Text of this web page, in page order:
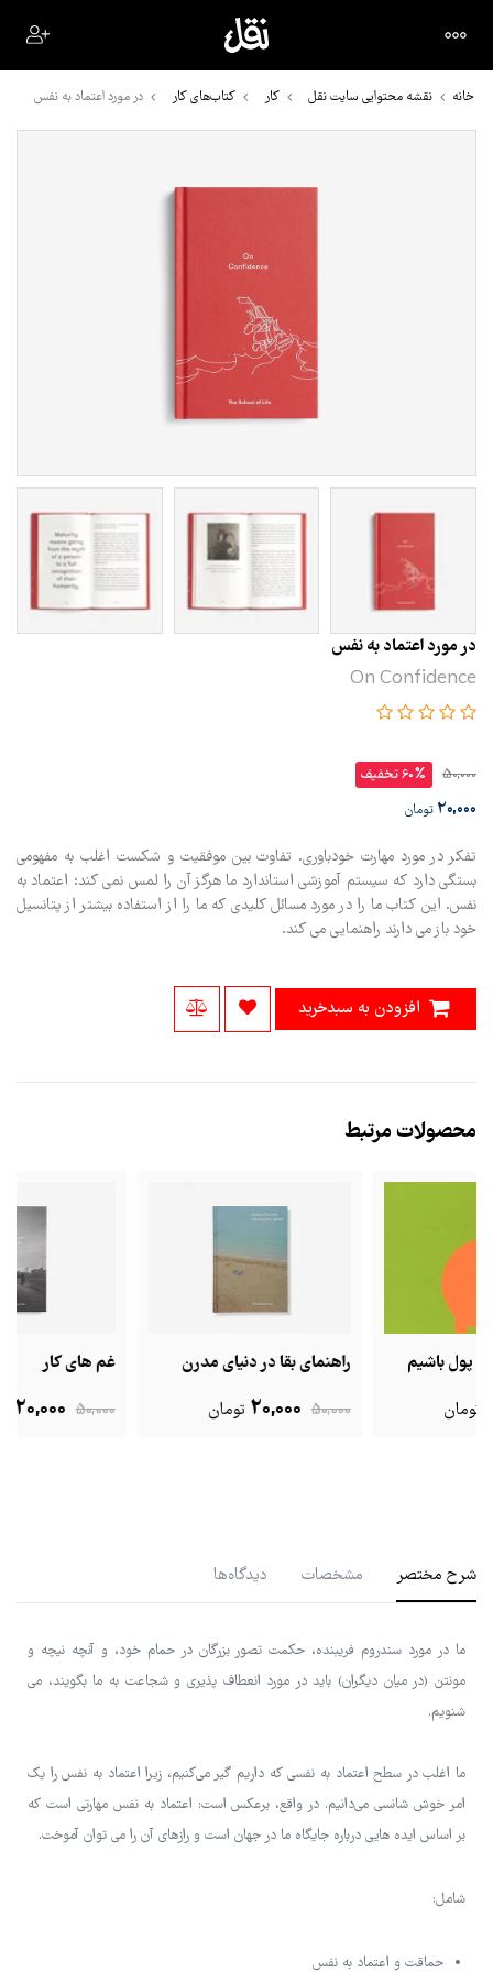
خانه نقشه محتوایی سایت نقل کار کتاب‌های کار در مورد اعتماد به نفس
در مورد اعتماد به نفس
On Confidence
50,000 60% تخفیف
20,000 تومان
تفکر در مورد مهارت خودباوری. تفاوت بین موفقیت و شکست اغلب به مفهومی
بستگی دارد که سیستم آموزشی استاندارد ما هرگز آن را لمس نمی کند: اعتماد به
نفس. این کتاب ما را در مورد مسائل کلیدی که ما را از استفاده بیشتر از پتانسیل
خود باز می دارند راهنمایی می کند.
محصولات مرتبط
راهنمای بقا در دنیای مدرن
20,000تومان
غم های کار
20,000تومان
شرح مختصر مشخصات دیدگاه‌ها
ما در مورد سندروم فریبنده، حکمت تصور بزرگان در حمام خود، و آنچه نیچه و
مونتن (در میان دیگران) باید در مورد انعطاف پذیری و شجاعت به ما بگویند، می
شنویم.
ما اغلب در سطح اعتماد به نفسی که داریم گیر می‌کنیم، زیرا اعتماد به نفس را یک
امر خوش شانسی می‌دانیم. در واقع، برعکس است: اعتماد به نفس مهارتی است که
بر اساس ایده هایی درباره جایگاه ما در جهان است و رازهای آن را می توان آموخت.
شامل:
حماقت و اعتماد به نفس